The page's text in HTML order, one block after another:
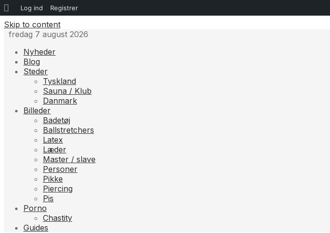
Om
WordPress
Log ind Registrer
Skip to content
fredag 7 august 2026
Nyheder
Blog
Steder
Tyskland
Sauna / Klub
Danmark
Billeder
Badetøj
Ballstretchers
Latex
Læder
Master / slave
Personer
Pikke
Piercing
Pis
Porno
Chastity
Guides